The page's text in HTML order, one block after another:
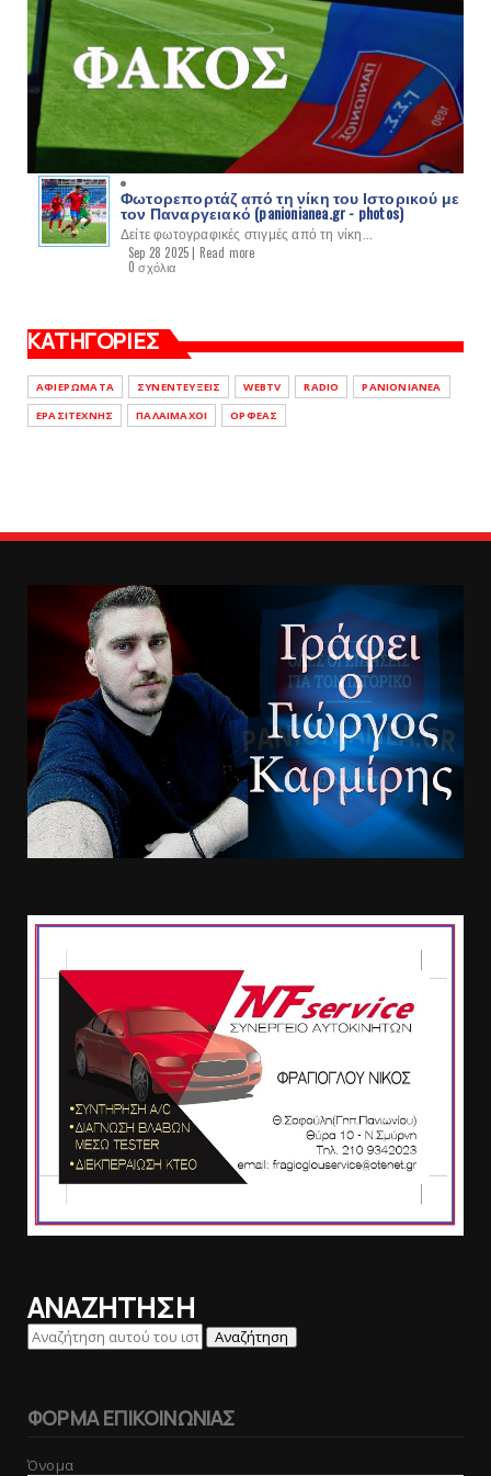
Φωτορεπορτάζ από τη νίκη του Ιστορικού με
τον Παναργειακό (panionianea.gr - photos)
Δείτε φωτογραφικές στιγμές από τη νίκη...
Sep 28 2025 | Read more
0 σχόλια
ΚΑΤΗΓΟΡΙΕΣ
ΑΦΙΕΡΩΜΑΤΑ ΣΥΝΕΝΤΕΥΞΕΙΣ WEBTV RADIO
PANIONIANEA
ΕΡΑΣΙΤΕΧΝΗΣ
ΠΑΛΑΙΜΑΧΟΙ ΟΡΦΕΑΣ
ΑΝΑΖΗΤΗΣΗ
ΦΟΡΜΑ ΕΠΙΚΟΙΝΩΝΙΑΣ
Όνομα